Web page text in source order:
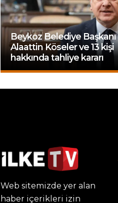
Beykoz Belediye Başkanı
Alaattin Köseler ve 13 kişi
hakkında tahliye kararı
Web sitemizde yer alan
haber içerikleri izin